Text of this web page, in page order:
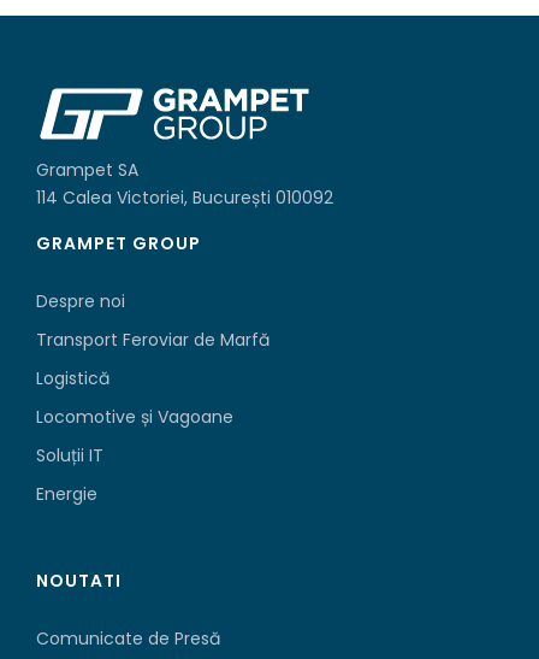
Grampet SA
114 Calea Victoriei, București 010092
GRAMPET GROUP
Despre noi
Transport Feroviar de Marfă
Logistică
Locomotive și Vagoane
Soluții IT
Energie
NOUTATI
Comunicate de Presă